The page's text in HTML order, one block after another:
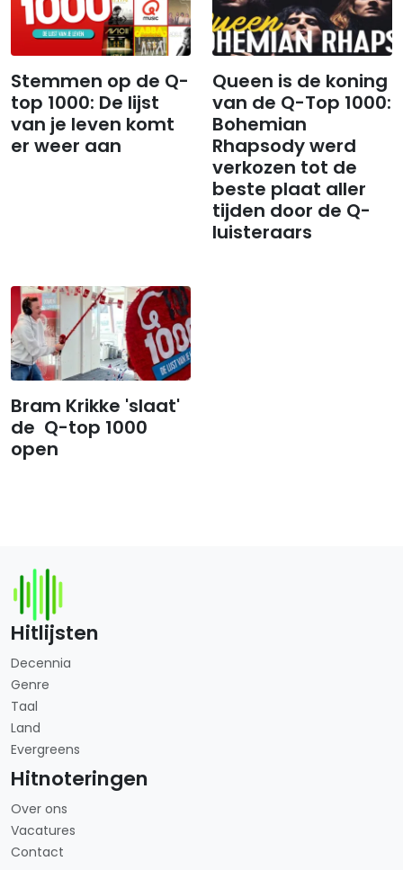
Stemmen op de Q-
top 1000: De lijst
van je leven komt
er weer aan
Queen is de koning
van de Q-Top 1000:
Bohemian
Rhapsody werd
verkozen tot de
beste plaat aller
tijden door de Q-
luisteraars
Bram Krikke 'slaat'
de Q-top 1000
open
Hitlijsten
Decennia
Genre
Taal
Land
Evergreens
Hitnoteringen
Over ons
Vacatures
Contact